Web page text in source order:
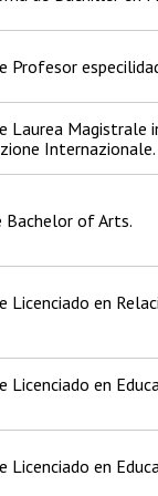
Profesor
Laurea Magistrale
Internazionale.
Bachelor of Arts.
en
en
en